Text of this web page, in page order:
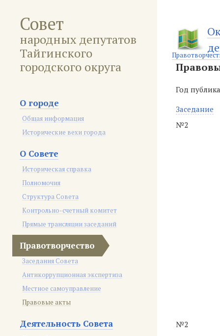
Совет
народных депутатов
Тайгинского
городского округа
О городе
Общая информация
Исторические вехи города
О Совете
Историческая справка
Полномочия
Структура Совета
Контрольно-счетный комитет
Прямые трансляции заседаний
Правотворчество
Заседания Совета
Антикоррупционная экспертиза
Местное самоуправление
Правовые акты
Деятельность Совета
Год
Заседание
№2
№2